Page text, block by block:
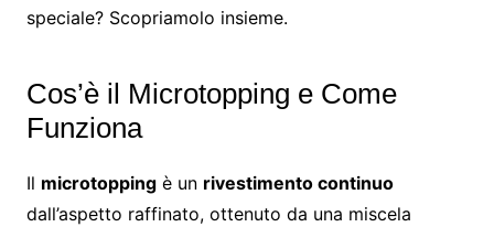
speciale? Scopriamolo insieme.
Cos’è il Microtopping e Come
Funziona
Il microtoppingè un rivestimento continuo
dall’aspetto raffinato, ottenuto da una miscela